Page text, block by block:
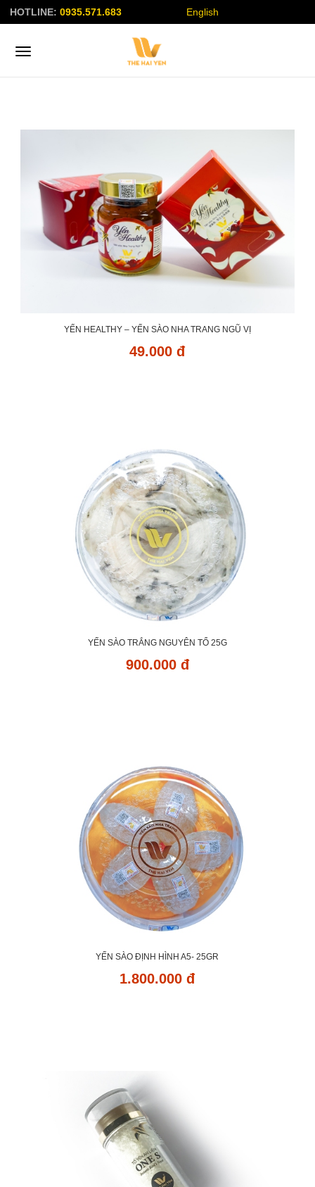
HOTLINE: 0935.571.683 English
YẾN HEALTHY – YẾN SÀO NHA TRANG NGŨ VỊ
49.000 đ
YẾN SÀO TRẮNG NGUYÊN TỔ 25G
900.000 đ
YẾN SÀO ĐỊNH HÌNH A5- 25GR
1.800.000 đ